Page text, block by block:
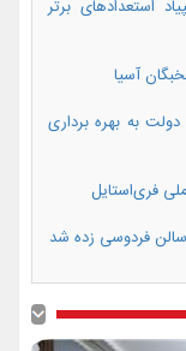
استعدادهای برتر
آسیا
به بهره برداری
فری‌استایل
فردوسی زده شد